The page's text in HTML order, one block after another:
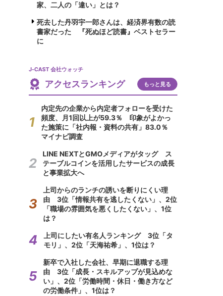
家、二人の「違い」とは？
死去した丹羽宇一郎さんは、経済界有数の読
書家だった 『死ぬほど読書』ベストセラー
に
J-CAST 会社ウォッチ
アクセスランキング もっと見る
内定先の企業から内定者フォローを受けた
頻度、月1回以上が59.3％ 印象がよかっ
た施策に「社内報・資料の共有」83.0％
マイナビ調査
LINE NEXTとGMOメディアがタッグ ス
テーブルコインを活用したサービスの成長
と事業拡大へ
上司からのランチの誘いを断りにくい理
由 3位「情報共有を逃したくない」、2位
「職場の雰囲気を悪くしたくない」、1位
は？
上司にしたい有名人ランキング 3位「タ
モリ」、2位「天海祐希」、1位は？
新卒で入社した会社、早期に退職する理
由 3位「成長・スキルアップが見込めな
い」、2位「労働時間・休日・働き方など
の労働条件」、1位は？